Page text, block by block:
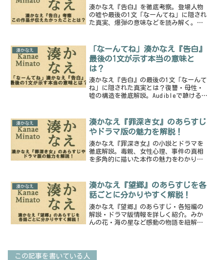
湊かなえ『告白』を徹底考察。登場人物
の嘘や最後の1文「なーんてね」に隠され
た真実、爆弾の意味などを読み解く。復
湊かなえ
「なーんてね」湊かなえ『告白』
最後の1文が示す本当の意味と
は？
湊かなえ『告白』の最後の1文「なーんて
ね」に隠された真実とは？復讐・母性・
嘘の構造を徹底解説。Audibleで聴ける湊
湊かなえ
湊かなえ『罪深き女』のあらすじ
やドラマ版の魅力を解説！
湊かなえ『罪深き女』の小説とドラマを
徹底解説。毒親、女性心理、事件の真相
を多角的に描いた本作の魅力をわかりや
湊かなえ
湊かなえ『望郷』のあらすじを各
話ごとに分かりやすく解説！
湊かなえ『望郷』のあらすじ・各短編の
解説・ドラマ版情報を詳しく紹介。みか
んの花・海の星など感動の物語を紐解
この記事を書いている人